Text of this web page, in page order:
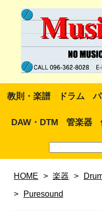
教則・楽譜 ドラム
DAW・DTM 管楽器
HOME > 楽器 >
> Puresound